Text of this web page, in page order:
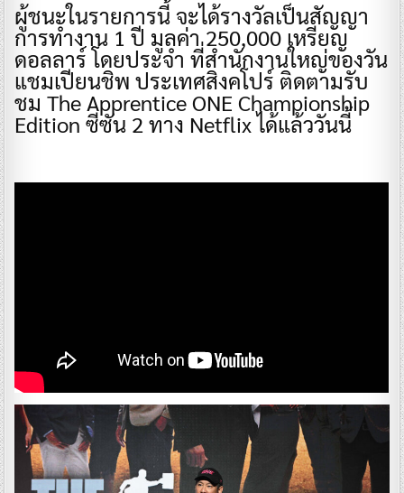
ผู้ชนะในรายการนี้ จะได้รางวัลเป็นสัญญา
การทำงาน 1 ปี มูลค่า 250,000 เหรียญ
ดอลลาร์ โดยประจำ ที่สำนักงานใหญ่ของวัน
แชมเปียนชิพ ประเทศสิงคโปร์ ติดตามรับ
ชม The Apprentice ONE Championship
Edition ซีซัน 2 ทาง Netflix ได้แล้ววันนี้